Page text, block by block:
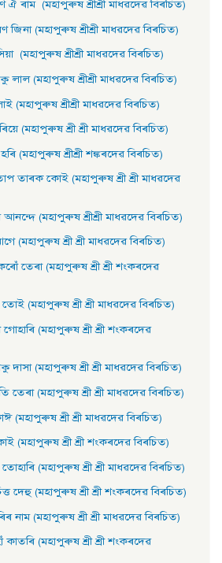
ঐ ৰাম (মহাপুৰুষ শ্ৰীশ্ৰী মাধৱদেৱ বিৰচিত)
(মহাপুৰুষ শ্ৰীশ্ৰী মাধৱদেৱ বিৰচিত)
(মহাপুৰুষ শ্ৰীশ্ৰী মাধৱদেৱ বিৰচিত)
(মহাপুৰুষ শ্ৰীশ্ৰী মাধৱদেৱ বিৰচিত)
(মহাপুৰুষ শ্ৰীশ্ৰী মাধৱদেৱ বিৰচিত)
(মহাপুৰুষ শ্ৰী শ্ৰী মাধৱদেৱ বিৰচিত)
(মহাপুৰুষ শ্ৰীশ্ৰী শঙ্কৰদেৱ বিৰচিত)
তাপ তাৰক কোই (মহাপুৰুষ শ্ৰী শ্ৰী মাধৱদেৱ
(মহাপুৰুষ শ্ৰীশ্ৰী মাধৱদেৱ বিৰচিত)
(মহাপুৰুষ শ্ৰী শ্ৰী মাধৱদেৱ বিৰচিত)
তেৰা (মহাপুৰুষ শ্ৰী শ্ৰী শংকৰদেৱ
(মহাপুৰুষ শ্ৰী শ্ৰী মাধৱদেৱ বিৰচিত)
(মহাপুৰুষ শ্ৰী শ্ৰী শংকৰদেৱ
দাসা (মহাপুৰুষ শ্ৰী শ্ৰী মাধৱদেৱ বিৰচিত)
তেৰা (মহাপুৰুষ শ্ৰী শ্ৰী মাধৱদেৱ বিৰচিত)
(মহাপুৰুষ শ্ৰী শ্ৰী মাধৱদেৱ বিৰচিত)
(মহাপুৰুষ শ্ৰী শ্ৰী শংকৰদেৱ বিৰচিত)
(মহাপুৰুষ শ্ৰী শ্ৰী মাধৱদেৱ বিৰচিত)
দেহু (মহাপুৰুষ শ্ৰী শ্ৰী শংকৰদেৱ বিৰচিত)
নাম (মহাপুৰুষ শ্ৰী শ্ৰী মাধৱদেৱ বিৰচিত)
(মহাপুৰুষ শ্ৰী শ্ৰী শংকৰদেৱ